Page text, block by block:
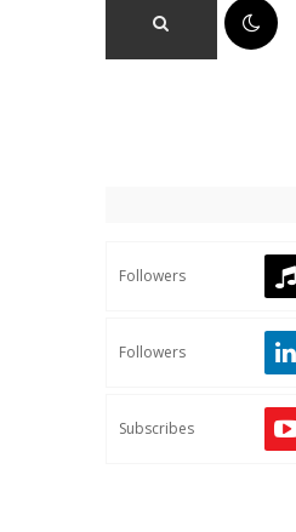
Followers
Followers
Subscribes